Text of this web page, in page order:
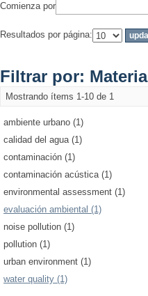
Comienza por
Resultados por página:
Filtrar por: Materia
Mostrando ítems 1-10 de 1
ambiente urbano (1)
calidad del agua (1)
contaminación (1)
contaminación acústica (1)
environmental assessment (1)
evaluación ambiental (1)
noise pollution (1)
pollution (1)
urban environment (1)
water quality (1)